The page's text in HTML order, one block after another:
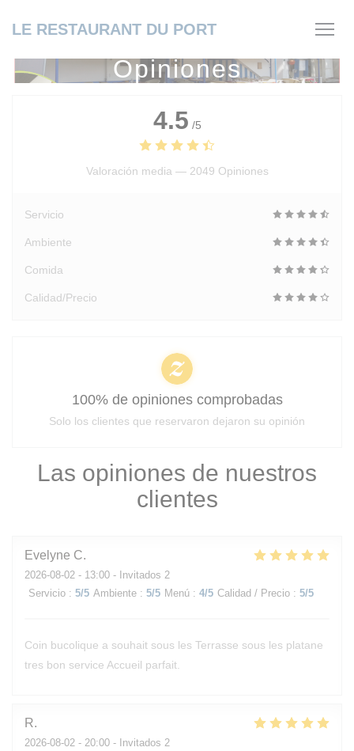
LE RESTAURANT DU PORT
Opiniones
Las opiniones de nuestros
clientes
Evelyne C
2026-08-02 - 13:00 - Invitados 2
Servicio : 5/5 Ambiente : 5/5 Menú : 4/5 Calidad / Precio : 5/5
Coin bucolique a souhait sous les Terrasse sous les platane
tres bon service Accueil parfait.
R
2026-08-02 - 20:00 - Invitados 2
4.5 /5
Valoración media — 2049 Opiniones
Servicio
Ambiente
Comida
Calidad/Precio
100% de opiniones comprobadas
Solo los clientes que reservaron dejaron su opinión